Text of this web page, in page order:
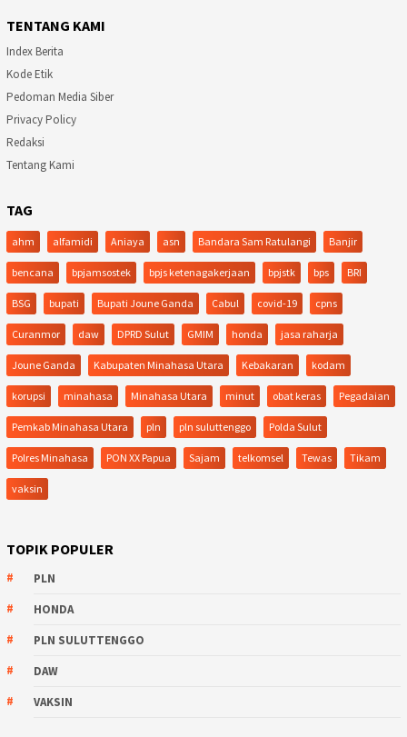
TENTANG KAMI
Index Berita
Kode Etik
Pedoman Media Siber
Privacy Policy
Redaksi
Tentang Kami
TAG
ahm alfamidi Aniaya asn Bandara Sam Ratulangi Banjir
bencana bpjamsostek bpjs ketenagakerjaan bpjstk bps BRI
BSG bupati Bupati Joune Ganda Cabul covid-19 cpns
Curanmor daw DPRD Sulut GMIM honda jasa raharja
Joune Ganda Kabupaten Minahasa Utara Kebakaran kodam
korupsi minahasa Minahasa Utara minut obat keras Pegadaian
Pemkab Minahasa Utara pln pln suluttenggo Polda Sulut
Polres Minahasa PON XX Papua Sajam telkomsel Tewas Tikam
vaksin
TOPIK POPULER
PLN
HONDA
PLN SULUTTENGGO
DAW
VAKSIN